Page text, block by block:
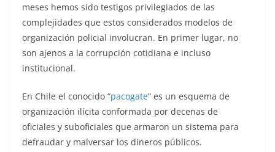
meses hemos sido testigos privilegiados de las
complejidades que estos considerados modelos de
organización policial involucran. En primer lugar, no
son ajenos a la corrupción cotidiana e incluso
institucional.
En Chile el conocido “pacogate” es un esquema de
organización ilícita conformada por decenas de
oficiales y suboficiales que armaron un sistema para
defraudar y malversar los dineros públicos.